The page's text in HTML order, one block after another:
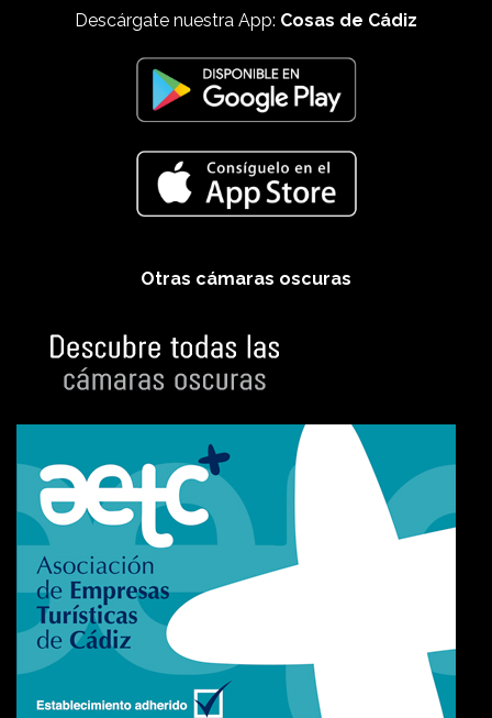
Descárgate nuestra App: Cosas de Cádiz
Otras cámaras oscuras